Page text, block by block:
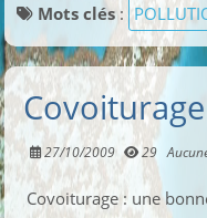
Mots clés :
Covoiturage
27/10/2009 29
Covoiturage : une